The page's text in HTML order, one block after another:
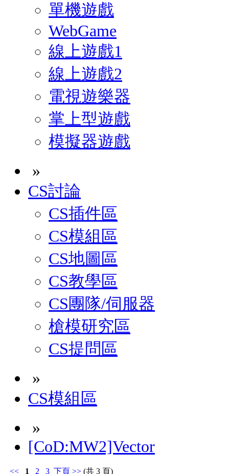
單機遊戲
WebGame
線上遊戲1
線上遊戲2
電視遊樂器
掌上型遊戲
模擬器遊戲
»
CS討論
CS插件區
CS模組區
CS地圖區
CS教學區
CS團隊/伺服器
槍模研究區
CS提問區
»
CS模組區
»
[CoD:MW2]Vector
<< 1 2 3 下頁 >> (共 3 頁)